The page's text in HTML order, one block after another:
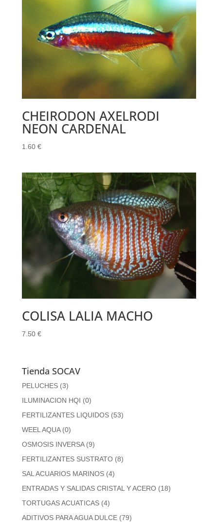
CHEIRODON AXELRODI
NEON CARDENAL
1.60 €
COLISA LALIA MACHO
7.50 €
Tienda SOCAV
PELUCHES (3)
ILUMINACION HQI (0)
FERTILIZANTES LIQUIDOS (53)
WEEL AQUA (0)
OSMOSIS INVERSA (9)
FERTILIZANTES SUSTRATO (8)
SAL ACUARIOS MARINOS (4)
ENTRADAS Y SALIDAS CRISTAL Y ACERO (18)
TORTUGAS ACUATICAS (4)
ADITIVOS PARA AGUA DULCE (79)